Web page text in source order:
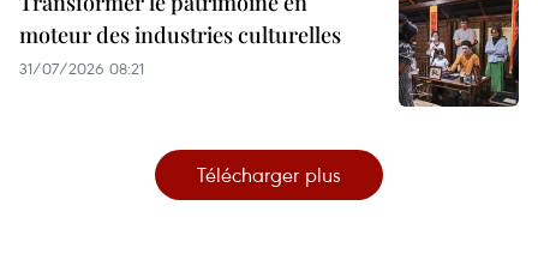
moteur des industries culturelles
31/07/2026 08:21
Télécharger plus